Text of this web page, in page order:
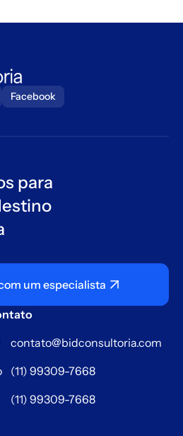
Facebook
para
um especialista
contato@bidconsultoria.com
(11) 99309-7668
(11) 99309-7668